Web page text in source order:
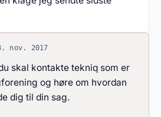
nov. 2017
skal kontakte tekniq som er
og høre om hvordan
dig til din sag.